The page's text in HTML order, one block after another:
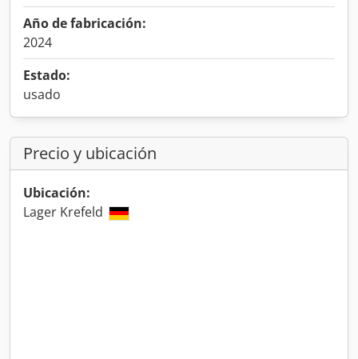
Año de fabricación:
2024
Estado:
usado
Precio y ubicación
Ubicación:
Lager Krefeld